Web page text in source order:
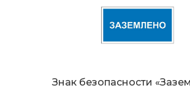
Знак безопасности